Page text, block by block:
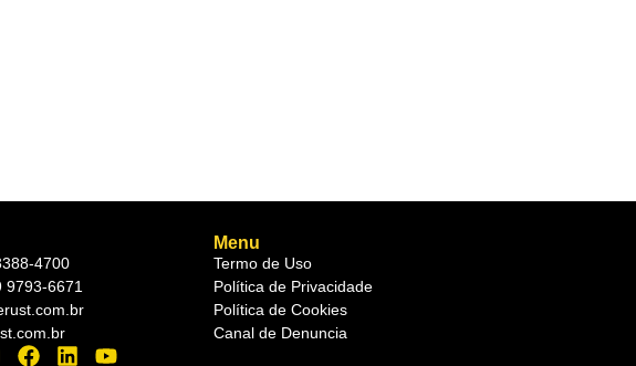
4700
9793-6671
Menu
Termo de Uso
Política de Privacidade
Política de Cookies
Canal de Denuncia